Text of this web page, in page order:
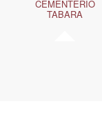
CEMENTERIO
TABARA